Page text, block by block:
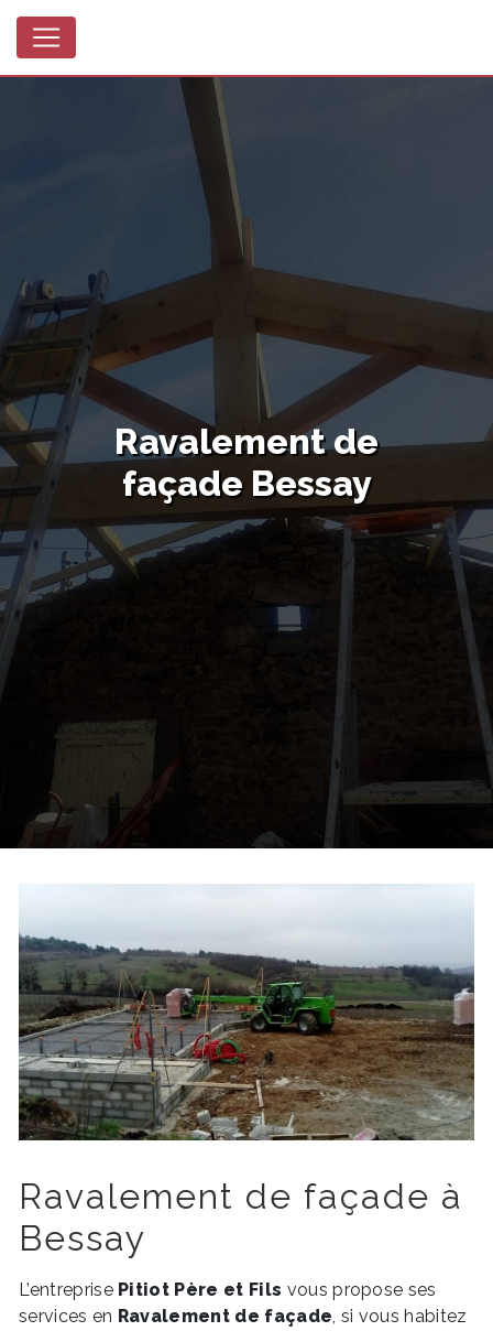
Ravalement de
façade Bessay
Ravalement de façade à
Bessay
L’entreprise Pitiot Père et Fils vous propose ses
services en Ravalement de façade, si vous habitez
Panneau de gestion des cookies